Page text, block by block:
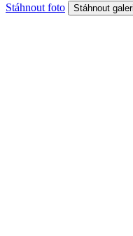
Stáhnout foto